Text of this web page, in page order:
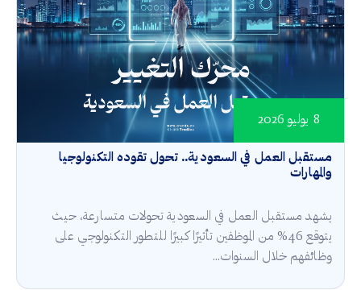
مستقبل العمل في السعودية.. تحول تقوده التكنولوجيا
والمهارات
8 يوليو 2026
يشهد مستقبل العمل في السعودية تحولات متسارعة، حيث
يتوقع 46% من الموظفين تأثيرًا كبيرًا للتطور التكنولوجي على
وظائفهم خلال السنوات...